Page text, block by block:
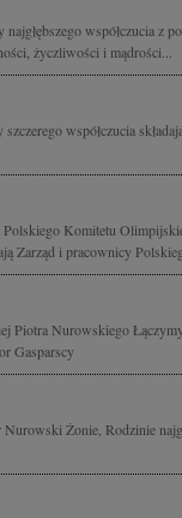
współczucia z
życzliwości i mądrości...
współczucia
Komitetu
Zarząd i pracownicy
Piotra Nurowskiego
Gasparscy
Żonie, Rodzinie